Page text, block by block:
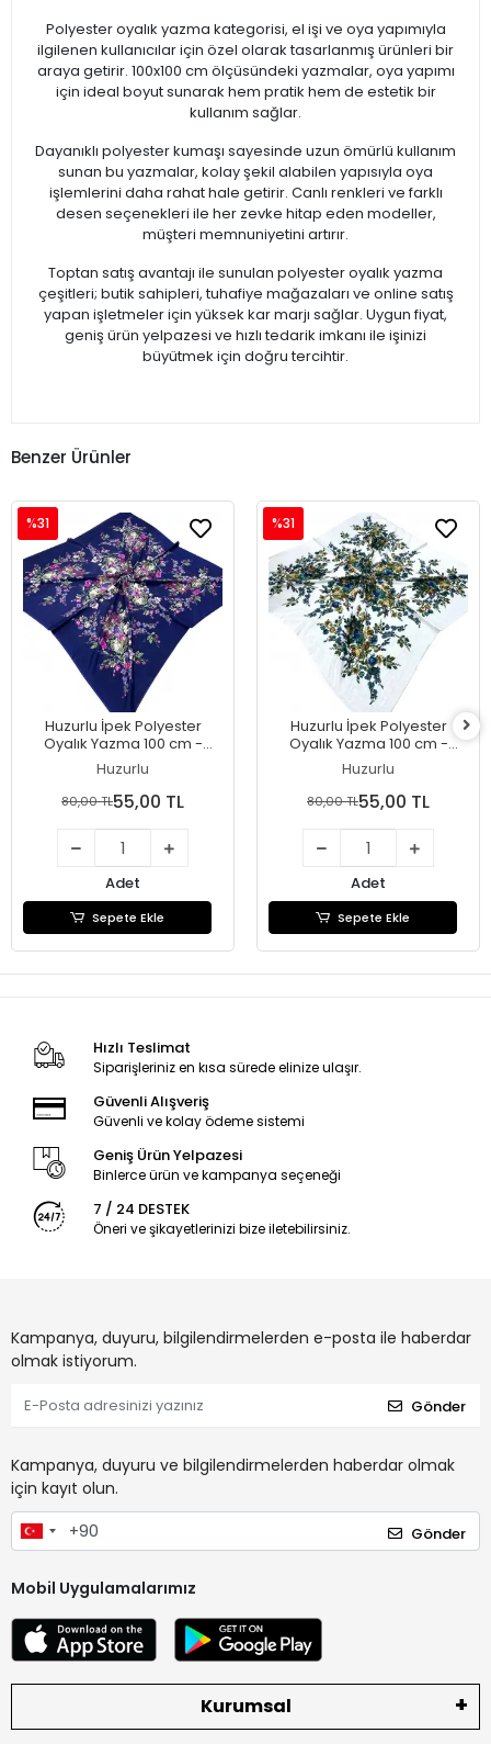
Polyester oyalık yazma kategorisi, el işi ve oya yapımıyla
ilgilenen kullanıcılar için özel olarak tasarlanmış ürünleri bir
araya getirir. 100x100 cm ölçüsündeki yazmalar, oya yapımı
için ideal boyut sunarak hem pratik hem de estetik bir
kullanım sağlar.
Dayanıklı polyester kumaşı sayesinde uzun ömürlü kullanım
sunan bu yazmalar, kolay şekil alabilen yapısıyla oya
işlemlerini daha rahat hale getirir. Canlı renkleri ve farklı
desen seçenekleri ile her zevke hitap eden modeller,
müşteri memnuniyetini artırır.
Toptan satış avantajı ile sunulan polyester oyalık yazma
çeşitleri; butik sahipleri, tuhafiye mağazaları ve online satış
yapan işletmeler için yüksek kar marjı sağlar. Uygun fiyat,
geniş ürün yelpazesi ve hızlı tedarik imkanı ile işinizi
büyütmek için doğru tercihtir.
Benzer Ürünler
Huzurlu İpek Polyester
Oyalık Yazma 100 cm -
(PY02-20)
Huzurlu
%31
80,00 TL55,00 TL
Adet
Sepete Ekle
Huzurlu İpek Polyester
Oyalık Yazma 100 cm -
(PY02-19)
Huzurlu
%31
80,00 TL55,00 TL
Adet
Sepete Ekle
Hızlı Teslimat
Siparişleriniz en kısa sürede elinize ulaşır.
Güvenli Alışveriş
Güvenli ve kolay ödeme sistemi
Geniş Ürün Yelpazesi
Binlerce ürün ve kampanya seçeneği
7 / 24 DESTEK
Öneri ve şikayetlerinizi bize iletebilirsiniz.
Kampanya, duyuru, bilgilendirmelerden e-posta ile haberdar
olmak istiyorum.
Gönder
Kampanya, duyuru ve bilgilendirmelerden haberdar olmak
için kayıt olun.
Gönder
Mobil Uygulamalarımız
Kurumsal